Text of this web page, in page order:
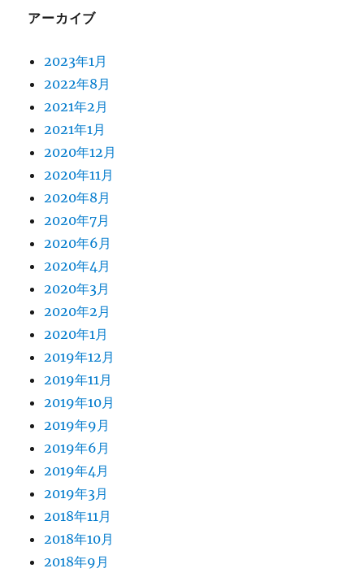
アーカイブ
2023年1月
2022年8月
2021年2月
2021年1月
2020年12月
2020年11月
2020年8月
2020年7月
2020年6月
2020年4月
2020年3月
2020年2月
2020年1月
2019年12月
2019年11月
2019年10月
2019年9月
2019年6月
2019年4月
2019年3月
2018年11月
2018年10月
2018年9月